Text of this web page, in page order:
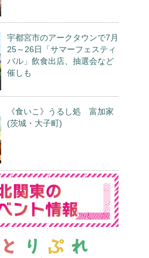
宇都宮市のアークタウンで7月
25～26日「サマーフェスティ
バル」飲食出店、抽選会など
催しも
《食いこ》うるし処 富加家
(茨城・大子町)